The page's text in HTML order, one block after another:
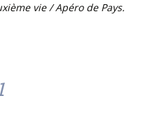
vie / Apéro de Pays.